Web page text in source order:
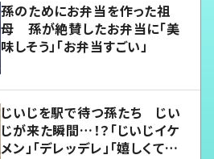
孫のためにお弁当を作った祖
母 孫が絶賛したお弁当に「美
味しそう」「お弁当すごい」
じいじを駅で待つ孫たち じい
じが来た瞬間…！？「じいじイケ
メン」「デレッデレ」「嬉しくて可